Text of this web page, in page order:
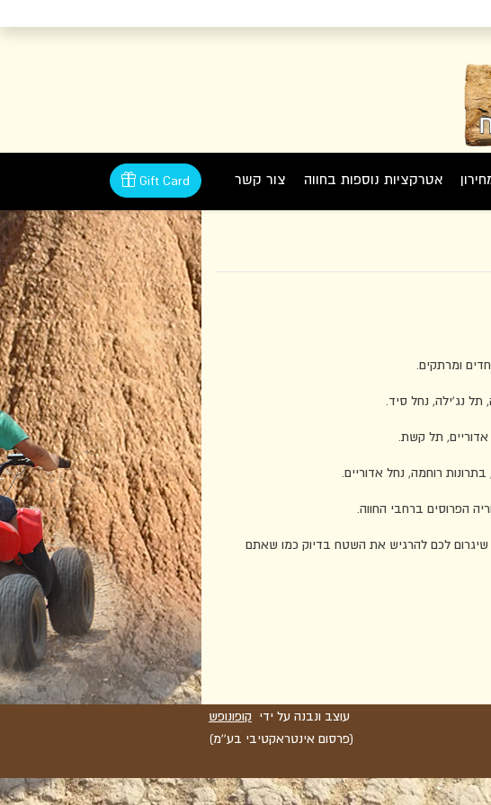
אטרקציות נוספות בחווה צור קשר Gift Card
הפרוסים ברחבי החווה.
שיגרום לכם להרגיש את השטח בדיוק כמו שאתם
עוצב ונבנה על ידי קופונופש
(פרסום אינטראקטיבי בע''מ)